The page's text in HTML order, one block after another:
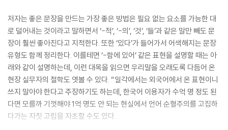
저자는 좋은 문장을 만드는 가장 좋은 방법은 필요 없는 요소를 가능한 대
로 덜어내는 것이라고 말하면서 ‘-적’, ‘-의’, ‘것’, ‘들’과 같은 말만 빼도 문
장이 훨씬 좋아진다고 지적한다. 또한 ‘있다’가 들어가서 어색해지는 문장
유형도 함께 정리한다. 이를테면 ‘-함에 있어’ 같은 표현을 설명할 때는 아
래와 같이 설명하는데, 이런 대목을 읽으면 우리말을 오래도록 다듬어 온
현장 실무자의 철학도 엿볼 수 있다. “일각에서는 외국어에서 온 표현이니
쓰지 말아야 한다고 주장하기도 하는데, 한국어 이용자가 수억 명 정도 된
다면 모를까 기껏해야 1억 명도 안 되는 현실에서 언어 순혈주의를 고집하
다가는 자칫 고립을 자초할 수도 있다.